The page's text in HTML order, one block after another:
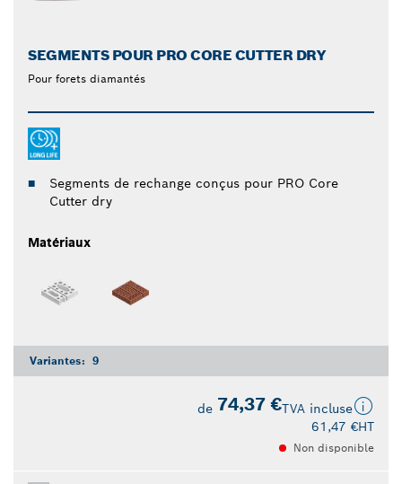
SEGMENTS POUR PRO CORE CUTTER DRY
Pour forets diamantés
Segments de rechange conçus pour PRO Core
Cutter dry
Matériaux
Variantes: 9
de 74,37 €TVA incluse
61,47 €HT
Non disponible